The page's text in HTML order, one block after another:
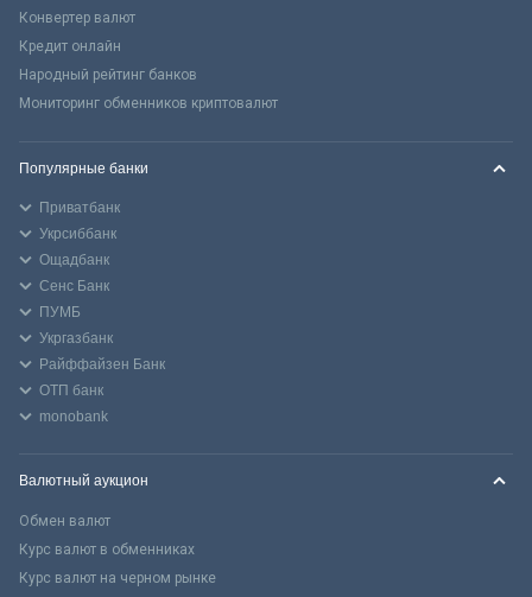
Конвертер валют
Кредит онлайн
Народный рейтинг банков
Мониторинг обменников криптовалют
Популярные банки
Приватбанк
Укрсиббанк
Ощадбанк
Сенс Банк
ПУМБ
Укргазбанк
Райффайзен Банк
ОТП банк
monobank
Валютный аукцион
Обмен валют
Курс валют в обменниках
Курс валют на черном рынке